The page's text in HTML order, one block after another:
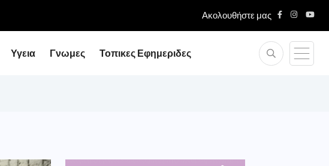
Ακολουθήστε μας
Υγεια Γνωμες Τοπικες Εφημεριδες